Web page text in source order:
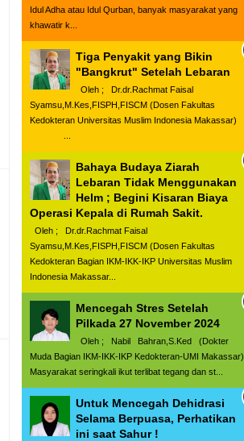
Idul Adha atau Idul Qurban, banyak masyarakat yang
khawatir k...
Tiga Penyakit yang Bikin
"Bangkrut" Setelah Lebaran
Oleh ; Dr.dr.Rachmat Faisal
Syamsu,M.Kes,FISPH,FISCM (Dosen Fakultas
Kedokteran Universitas Muslim Indonesia Makassar)
Bahaya Budaya Ziarah
Lebaran Tidak Menggunakan
Helm ; Begini Kisaran Biaya
Operasi Kepala di Rumah Sakit.
Oleh ; Dr.dr.Rachmat Faisal
Syamsu,M.Kes,FISPH,FISCM (Dosen Fakultas
Kedokteran Bagian IKM-IKK-IKP Universitas Muslim
Indonesia Makassar...
Mencegah Stres Setelah
Pilkada 27 November 2024
Oleh ; Nabil Bahran,S.Ked (Dokter
Muda Bagian IKM-IKK-IKP Kedokteran-UMI Makassar)
Masyarakat seringkali ikut terlibat tegang dan st...
Untuk Mencegah Dehidrasi
Selama Berpuasa, Perhatikan
ini saat Sahur !